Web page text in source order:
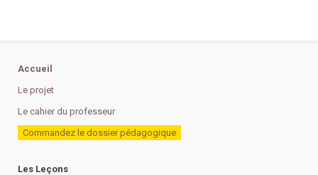
Accueil
Le projet
Le cahier du professeur
Commandez le dossier pédagogique
Les Leçons